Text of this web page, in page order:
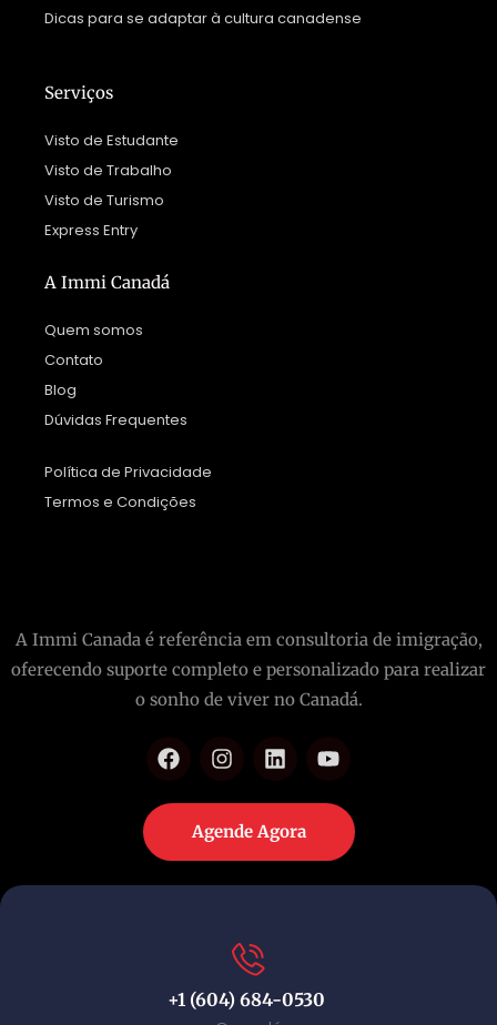
Dicas para se adaptar à cultura canadense
Serviços
Visto de Estudante
Visto de Trabalho
Visto de Turismo
Express Entry
A Immi Canadá
Quem somos
Contato
Blog
Dúvidas Frequentes
Política de Privacidade
Termos e Condições
A Immi Canada é referência em consultoria de imigração,
oferecendo suporte completo e personalizado para realizar
o sonho de viver no Canadá.
Agende Agora
+1 (604) 684-0530